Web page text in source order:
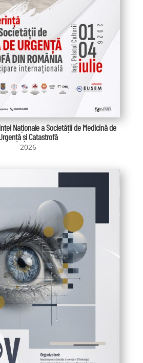
Naționale a Societății de Medicină de
și Catastrofă
2026